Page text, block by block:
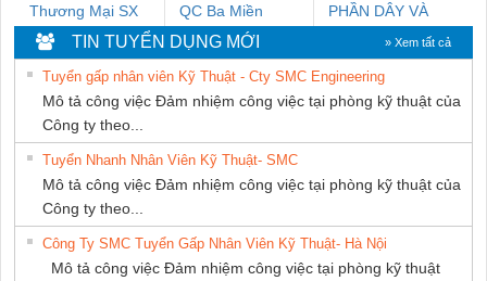
Thương Mại SX
Ba Miền
QC Ba Miền
PHẦN DÂY VÀ
CÁP ĐIỆN
THƯỢNG ĐÌNH
TIN TUYỂN DỤNG MỚI » Xem tất cả
Tuyển gấp nhân viên Kỹ Thuật - Cty SMC Engineering
Mô tả công việc Đảm nhiệm công việc tại phòng kỹ thuật của
Công ty theo...
Tuyển Nhanh Nhân Viên Kỹ Thuật- SMC
Mô tả công việc Đảm nhiệm công việc tại phòng kỹ thuật của
Công ty theo...
Công Ty SMC Tuyển Gấp Nhân Viên Kỹ Thuật- Hà Nội
Mô tả công việc Đảm nhiệm công việc tại phòng kỹ thuật